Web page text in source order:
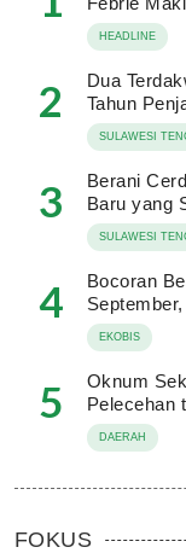
HEADLINE
2
Dua
Tahun
SULAWESI
3
Berani
Baru yang
SULAWESI
4
Bocoran
EKOBIS
5
Oknum
Pelecehan
DAERAH
FOKUS